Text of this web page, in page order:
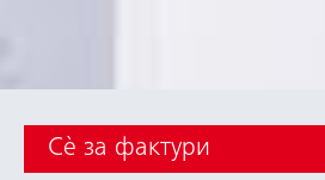
Сè за фактури